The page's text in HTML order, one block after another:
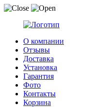
О компании
Отзывы
Доставка
Установка
Гарантия
Фото
Контакты
Корзина